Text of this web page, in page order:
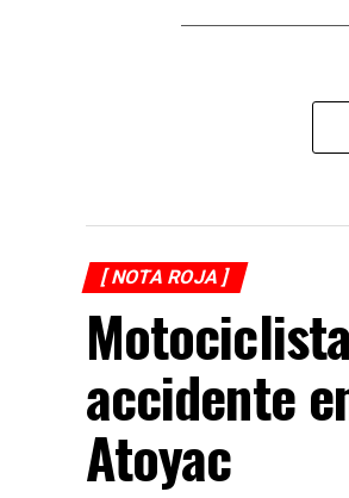
[ NOTA ROJA ]
accidente
Atoyac